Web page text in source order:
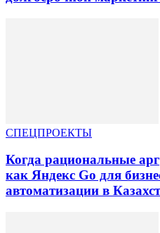
СПЕЦПРОЕКТЫ
Когда рациональные
как Яндекс Go для
автоматизации в